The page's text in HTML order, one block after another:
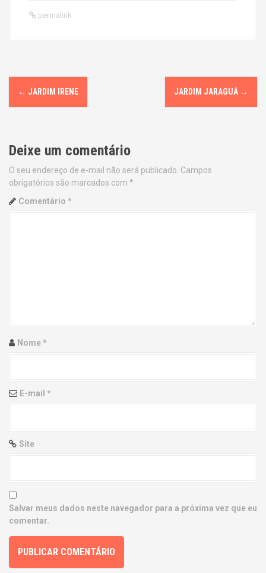
permalink
P
o
t
n
a
i
n
← JARDIM IRENE JARDIM JARAGUÁ →
Deixe um comentário
O seu endereço de e-mail não será publicado. Campos
obrigatórios são marcados com *
Comentário *
Nome*
E-mail *
Site
Salvar meus dados neste navegador para a próxima vez que eu
comentar.